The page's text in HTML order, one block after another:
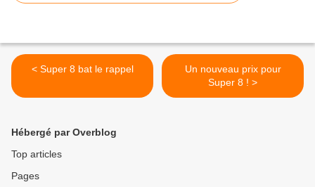
< Super 8 bat le rappel
Un nouveau prix pour
Super 8 ! >
Hébergé par Overblog
Top articles
Pages